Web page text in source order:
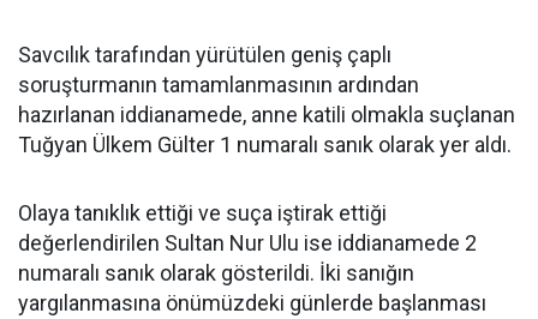
Savcılık tarafından yürütülen geniş çaplı
soruşturmanın tamamlanmasının ardından
hazırlanan iddianamede, anne katili olmakla suçlanan
Tuğyan Ülkem Gülter 1 numaralı sanık olarak yer aldı.
Olaya tanıklık ettiği ve suça iştirak ettiği
değerlendirilen Sultan Nur Ulu ise iddianamede 2
numaralı sanık olarak gösterildi. İki sanığın
yargılanmasına önümüzdeki günlerde başlanması